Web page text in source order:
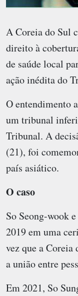
A Coreia do Sul
direito à
de saúde local
ação inédita do
O entendimento
um tribunal
Tribunal. A
(21), foi
país asiático.
O caso
So Seong-wook
2019 em uma
vez que a
a união entre
Em 2021, So